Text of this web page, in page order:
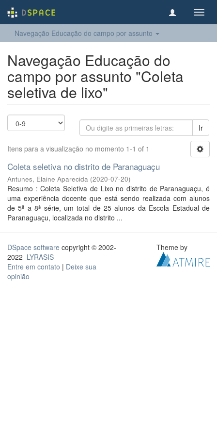
Navegação Educação do campo por assunto
Navegação Educação do
campo por assunto "Coleta
seletiva de lixo"
Ir
Itens para a visualização no momento 1-1 of 1
Coleta seletiva no distrito de Paranaguaçu
Antunes, Elaine Aparecida (2020-07-20)
Resumo : Coleta Seletiva de Lixo no distrito de Paranaguaçu, é
uma experiência docente que está sendo realizada com alunos
de 5ª a 8ª série, um total de 25 alunos da Escola Estadual de
Paranaguaçu, localizada no distrito ...
DSpace software copyright © 2002-
2022 LYRASIS
Entre em contato | Deixe sua
opinião
Theme by